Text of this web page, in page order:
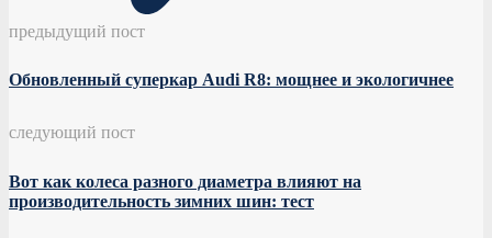
предыдущий пост
Обновленный суперкар Audi R8: мощнее и экологичнее
следующий пост
Вот как колеса разного диаметра влияют на
производительность зимних шин: тест